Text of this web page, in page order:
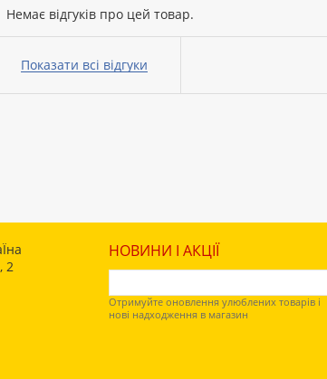
Немає відгуків про цей товар.
Ваше
ім’я:
Рейтинг:
Показати всі відгуки
2
НОВИНИ І АКЦІЇ
Отримуйте оновлення улюблених товарів і
нові надходження в магазин